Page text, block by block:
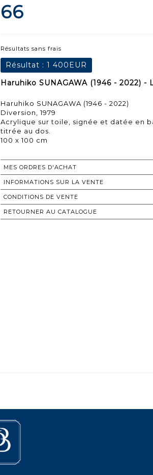
66
Résultats sans frais
Résultat : 1 400EUR
Haruhiko SUNAGAWA (1946 - 2022) -
Haruhiko SUNAGAWA (1946 - 2022)
Diversion, 1979
Acrylique sur toile, signée et datée en
titrée au dos.
MES ORDRES D'ACHAT
INFORMATIONS SUR LA VENTE
CONDITIONS DE VENTE
RETOURNER AU CATALOGUE